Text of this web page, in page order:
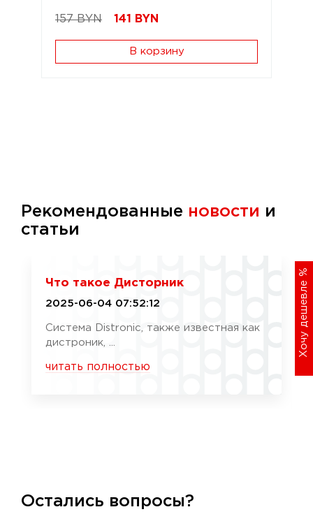
Хочу дешевле
%
157 BYN 141 BYN
В корзину
Рекомендованные новости и
статьи
Что такое Дисторник
2025-06-04 07:52:12
Система Distronic, также известная как
дистроник, ...
читать полностью
Остались вопросы?